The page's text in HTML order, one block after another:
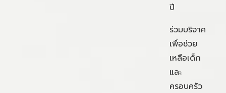
ปี
ร่วมบริจาค
เพื่อช่วย
เหลือเด็ก
และ
ครอบครัว